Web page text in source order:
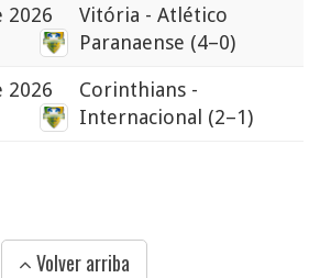
2026
Vitória - Atlético
Paranaense (4–0)
2026
Corinthians -
Internacional (2–1)
Volver arriba